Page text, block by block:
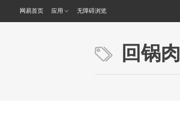
网易首页 应用 无障碍浏览
回锅肉